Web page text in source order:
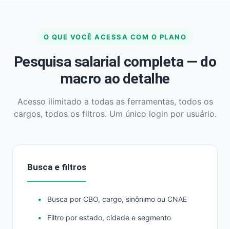
O QUE VOCÊ ACESSA COM O PLANO
Pesquisa salarial completa — do
macro ao detalhe
Acesso ilimitado a todas as ferramentas, todos os
cargos, todos os filtros. Um único login por usuário.
Busca e filtros
Busca por CBO, cargo, sinônimo ou CNAE
Filtro por estado, cidade e segmento